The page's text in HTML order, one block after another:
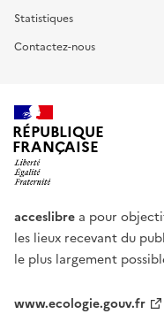
Statistiques
Contactez-nous
RÉPUBLIQUE
FRANÇAISE
acceslibre a pour
les lieux recevant du
le plus largement
www.ecologie.gouv.fr